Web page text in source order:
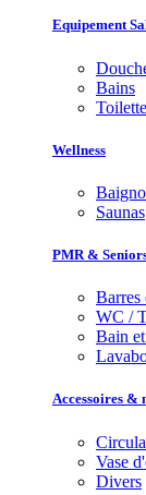
Equipement
Bains
Wellness
Saunas
PMR &
Barres
WC /
Bain
Accessoires
Vase
Divers